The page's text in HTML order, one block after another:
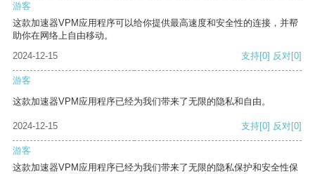
游客
这款加速器VPM应用程序可以给你提供最高速度和安全性的连接，并帮
助你在网络上自由移动。
2024-12-15
支持[0] 反对[0]
游客
这款加速器VPM应用程序已经为我们带来了无限的隐私和自由。
2024-12-15 支持[0] 反对[0]
游客
这款加速器VPM应用程序已经为我们带来了无限的隐私保护和安全性保